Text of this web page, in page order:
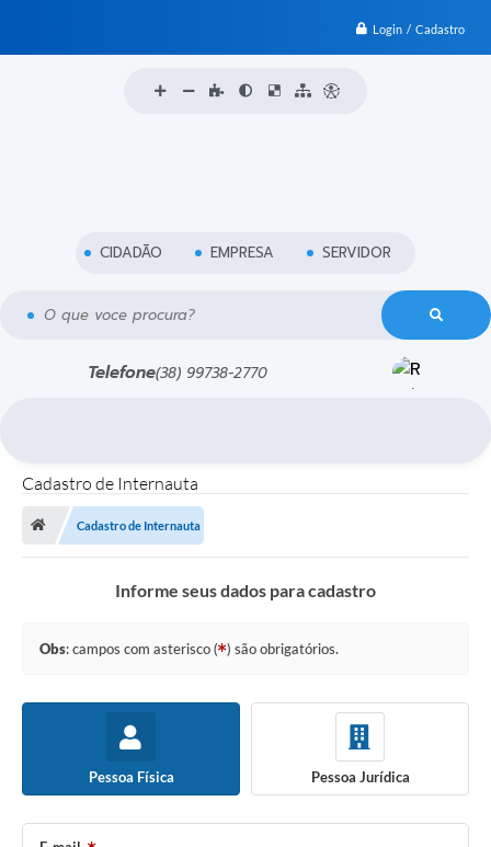
Login / Cadastro
O que voce procura?
CIDADÃO EMPRESA SERVIDOR
Telefone(38) 99738-2770
Cadastro de Internauta
Cadastro de Internauta
Informe seus dados para cadastro
Obs: campos com asterisco ( ) são obrigatórios.
Pessoa Física Pessoa Jurídica